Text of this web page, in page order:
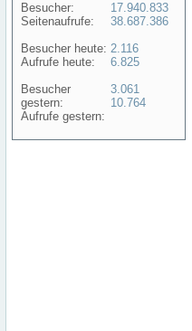
Besucher:
Seitenaufrufe:
Besucher heute:
Aufrufe heute:
Besucher
gestern:
Aufrufe gestern:
17.940.833
38.687.386
2.116
6.825
3.061
10.764